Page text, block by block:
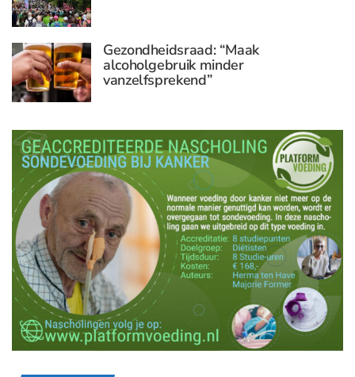
Gezondheidsraad: “Maak
alcoholgebruik minder
vanzelfsprekend”